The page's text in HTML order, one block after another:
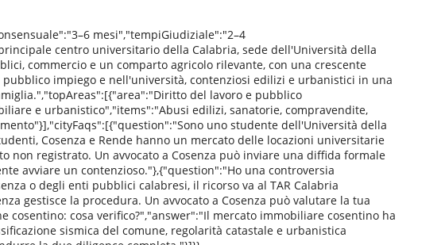
mesi","tempiGiudiziale":"2–4
centro universitario della Calabria, sede dell'Università della
commercio e un comparto agricolo rilevante, con una crescente
impiego e nell'università, contenziosi edilizi e urbanistici in una
del lavoro e pubblico
e urbanistico","items":"Abusi edilizi, sanatorie, compravendite,
uno studente dell'Università della
Cosenza e Rende hanno un mercato delle locazioni universitarie
registrato. Un avvocato a Cosenza può inviare una diffida formale
avviare un contenzioso."},{"question":"Ho una controversia
o degli enti pubblici calabresi, il ricorso va al TAR Calabria
gestisce la procedura. Un avvocato a Cosenza può valutare la tua
cosentino: cosa verifico?","answer":"Il mercato immobiliare cosentino ha
sismica del comune, regolarità catastale e urbanistica